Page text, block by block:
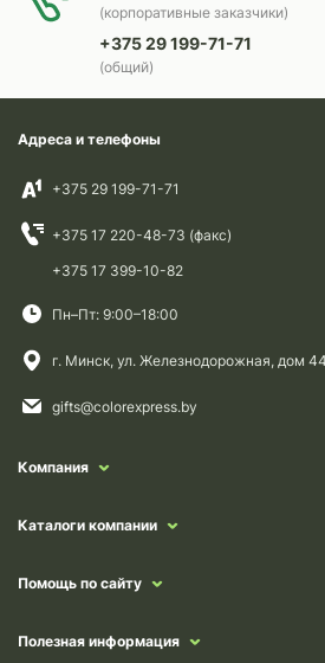
(корпоративные заказчики)
+375 29 199-71-71
(общий)
Адреса и телефоны
+375 29 199-71-71
+375 17 220-48-73 (факс)
+375 17 399-10-82
Пн–Пт: 9:00–18:00
г. Минск, ул. Железнодорожная, дом
gifts@colorexpress.by
Компания
Каталоги компании
Помощь по сайту
Полезная информация